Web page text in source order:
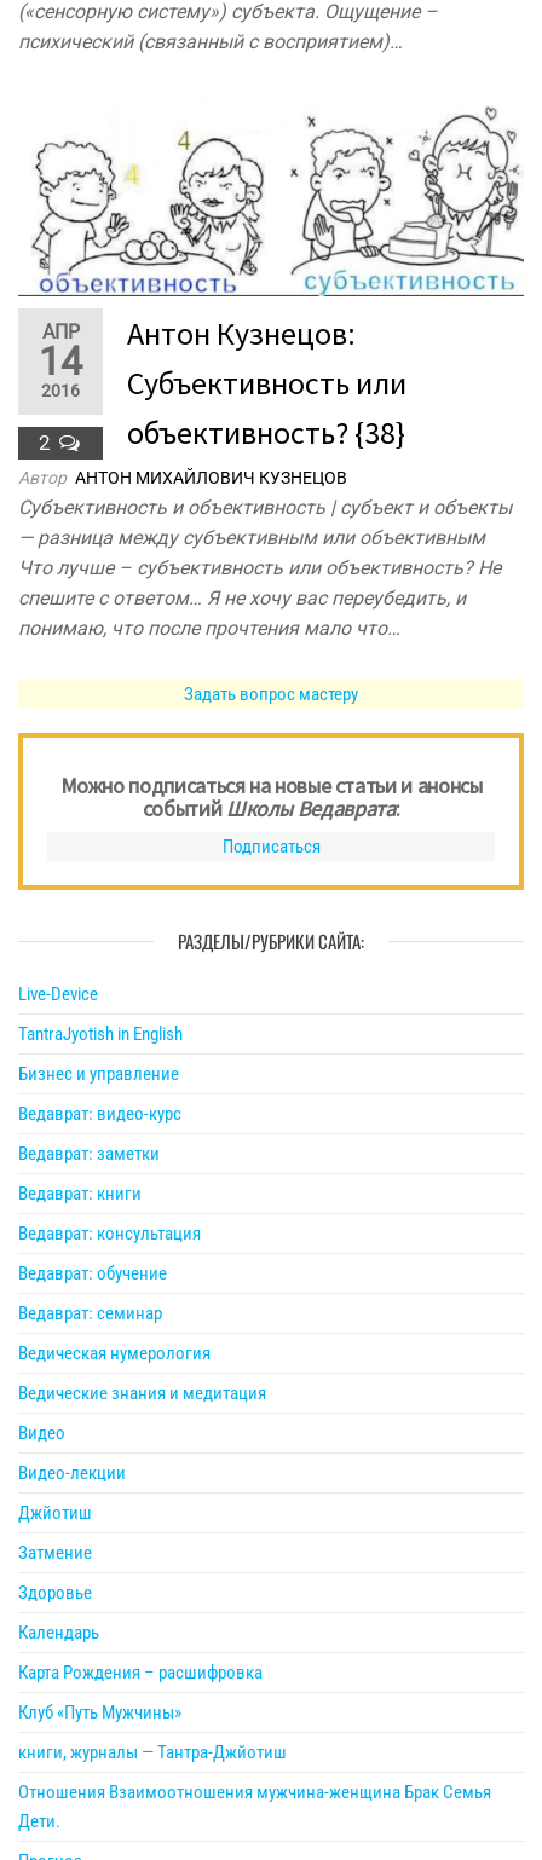
(«сенсорную систему») субъекта. Ощущение –
психический (связанный с восприятием)…
АПР
14
2016
2
Антон Кузнецов:
Субъективность или
объективность? {38}
Автор АНТОН МИХАЙЛОВИЧ КУЗНЕЦОВ
Субъективность и объективность | субъект и объекты
— разница между субъективным или объективным
Что лучше – субъективность или объективность? Не
спешите с ответом… Я не хочу вас переубедить, и
понимаю, что после прочтения мало что…
Задать вопрос мастеру
Можно подписаться на новые статьи и анонсы
событийШколы Ведаврата:
Подписаться
РАЗДЕЛЫ/РУБРИКИ САЙТА:
Live-Device
TantraJyotish in English
Бизнес и управление
Ведаврат: видео-курс
Ведаврат: заметки
Ведаврат: книги
Ведаврат: консультация
Ведаврат: обучение
Ведаврат: семинар
Ведическая нумерология
Ведические знания и медитация
Видео
Видео-лекции
Джйотиш
Затмение
Здоровье
Календарь
Карта Рождения – расшифровка
Клуб «Путь Мужчины»
книги, журналы — Тантра-Джйотиш
Отношения Взаимоотношения мужчина-женщина Брак Семья
Дети.